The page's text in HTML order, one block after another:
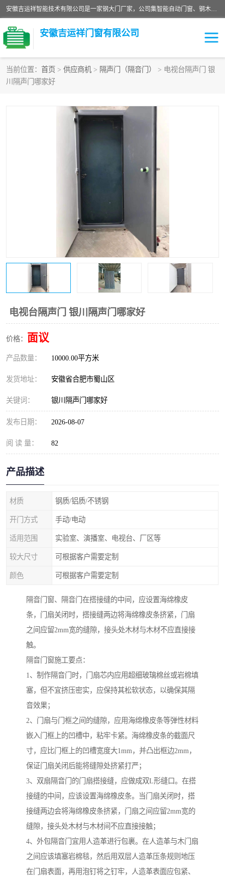
安徽吉运祥智能技术有限公司是一家钢大门厂家，公司集智能自动门窗、钢木门、特种门窗、工业门窗、图集门窗、定制门窗、非标门窗等通道产品的研发设计、制作、安装于一体的综合性、性高新技术企业。
安徽吉运祥门窗有限公司
当前位置： 首页 > 供应商机 > 隔声门（隔音门）
> 电视台隔声门 银
川隔声门哪家好
电视台隔声门 银川隔声门哪家好
价格： 面议
产品数量： 10000.00平方米
发货地址： 安徽省合肥市蜀山区
关键词： 银川隔声门哪家好
发布日期： 2026-08-07
阅 读 量： 82
产品描述
材质 钢质/铝质/不锈钢
开门方式 手动/电动
适用范围 实验室、演播室、电视台、厂区等
较大尺寸 可根据客户需要定制
颜色 可根据客户需要定制
隔音门窗、隔音门在搭接缝的中间，应设置海绵橡皮
条，门扇关闭时，搭接缝两边将海绵橡皮条挤紧，门扇
之间应留2mm宽的缝隙，接头处木材与木材不应直接接
触。
隔音门窗施工要点：
1、制作隔音门时，门扇芯内应用超细玻璃棉丝或岩棉填
塞，但不宜挤压密实，应保持其松软状态，以确保其隔
音效果；
2、门扇与门框之间的缝隙，应用海绵橡皮条等弹性材料
嵌入门框上的凹槽中，粘牢卡紧。海绵橡皮条的截面尺
寸，应比门框上的凹槽宽度大1mm，并凸出框边2mm，
保证门扇关闭后能将缝隙处挤紧打严；
3、双扇隔音门的门扇搭接缝，应做成双L形缝口。在搭
接缝的中间，应该设置海绵橡皮条。当门扇关闭时，搭
接缝两边会将海绵橡皮条挤紧，门扇之间应留2mm宽的
缝隙，接头处木材与木材间不应直接接触；
4、外包隔音门宜用人造革进行包裹。在人造革与木门扇
之间应该填塞岩棉毯，然后用双层人造革压条规则地压
在门扇表面，再用泡钉将之钉牢，人造革表面应包紧、
保温门
变压器室门窗
变压器室配电房门
彩钢板门